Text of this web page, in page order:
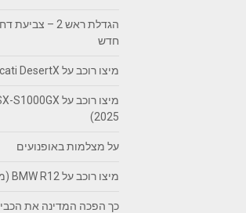
הגדלת ראש 2 –
חדש
מיצו רוכב על Ducati DesertX (מודל 2026)
2025)
על מצלמות באופנועים
מיצו רוכב על BMW R12 (מודל 2026)
כך הפכה המדינה את